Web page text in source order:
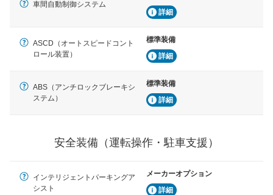
車間自動制御システム
詳細
ASCD（オートスピードコント
ロール装置）
標準装備
詳細
ABS（アンチロックブレーキシ
ステム）
標準装備
詳細
安全装備（運転操作・駐車支援）
インテリジェントパーキングア
シスト
メーカーオプション
詳細